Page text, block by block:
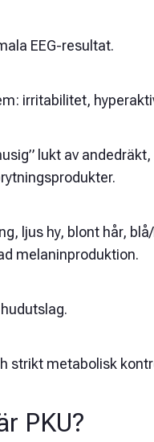
EEG-resultat.
irritabilitet,
lukt av
ljus hy, blont hår,
melaninproduktion.
strikt metabolisk
PKU?